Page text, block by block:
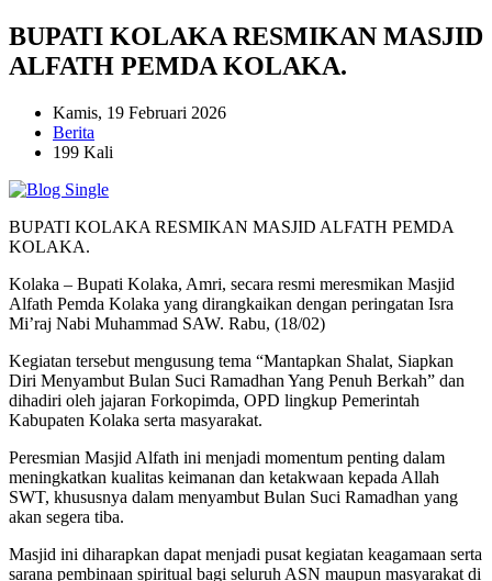
BUPATI KOLAKA RESMIKAN MASJID
ALFATH PEMDA KOLAKA.
Kamis, 19 Februari 2026
Berita
199 Kali
BUPATI KOLAKA RESMIKAN MASJID ALFATH PEMDA
KOLAKA.
Kolaka – Bupati Kolaka, Amri, secara resmi meresmikan Masjid
Alfath Pemda Kolaka yang dirangkaikan dengan peringatan Isra
Mi’raj Nabi Muhammad SAW. Rabu, (18/02)
Kegiatan tersebut mengusung tema “Mantapkan Shalat, Siapkan
Diri Menyambut Bulan Suci Ramadhan Yang Penuh Berkah” dan
dihadiri oleh jajaran Forkopimda, OPD lingkup Pemerintah
Kabupaten Kolaka serta masyarakat.
Peresmian Masjid Alfath ini menjadi momentum penting dalam
meningkatkan kualitas keimanan dan ketakwaan kepada Allah
SWT, khususnya dalam menyambut Bulan Suci Ramadhan yang
akan segera tiba.
Masjid ini diharapkan dapat menjadi pusat kegiatan keagamaan serta
sarana pembinaan spiritual bagi seluruh ASN maupun masyarakat di